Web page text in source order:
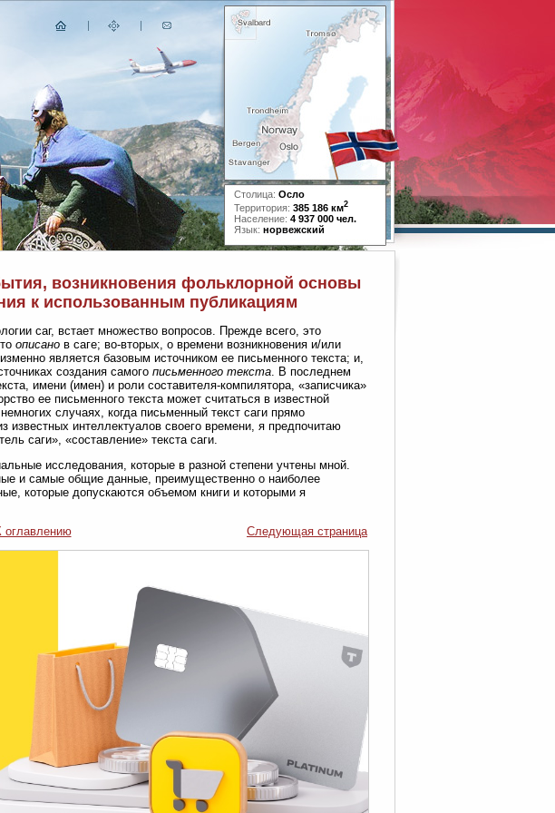
Столица: Осло
Территория: 385 186 км2
Население: 4 937 000 чел.
Язык: норвежский
возникновения фольклорной основы
к использованным публикациям
саг, встает множество вопросов. Прежде всего, это
описано в саге; во-вторых, о времени возникновения и/или
является базовым источником ее письменного текста; и,
создания самого письменного текста. В последнем
имени (имен) и роли составителя-компилятора, «записчика»
ее письменного текста может считаться в известной
случаях, когда письменный текст саги прямо
интеллектуалов своего времени, я предпочитаю
саги», «составление» текста саги.
исследования, которые в разной степени учтены мной.
и самые общие данные, преимущественно о наиболее
которые допускаются объемом книги и которыми я
оглавлению Следующая страница